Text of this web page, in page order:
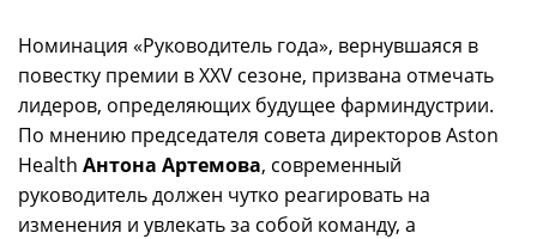
Номинация «Руководитель года», вернувшаяся в
повестку премии в XXV сезоне, призвана отмечать
лидеров, определяющих будущее фарминдустрии.
По мнению председателя совета директоров Aston
Health Антона Артемова, современный
руководитель должен чутко реагировать на
изменения и увлекать за собой команду, а